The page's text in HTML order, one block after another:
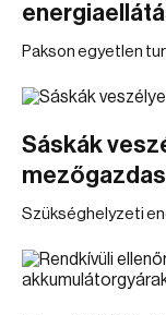
Pakson egyetlen
Sáskák
Szükséghelyzeti